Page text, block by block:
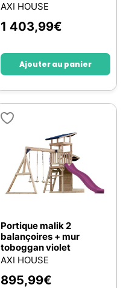
AXI HOUSE
1 403,99€
Ajouter au panier
Portique malik 2
balançoires + mur
toboggan violet
AXI HOUSE
895,99€